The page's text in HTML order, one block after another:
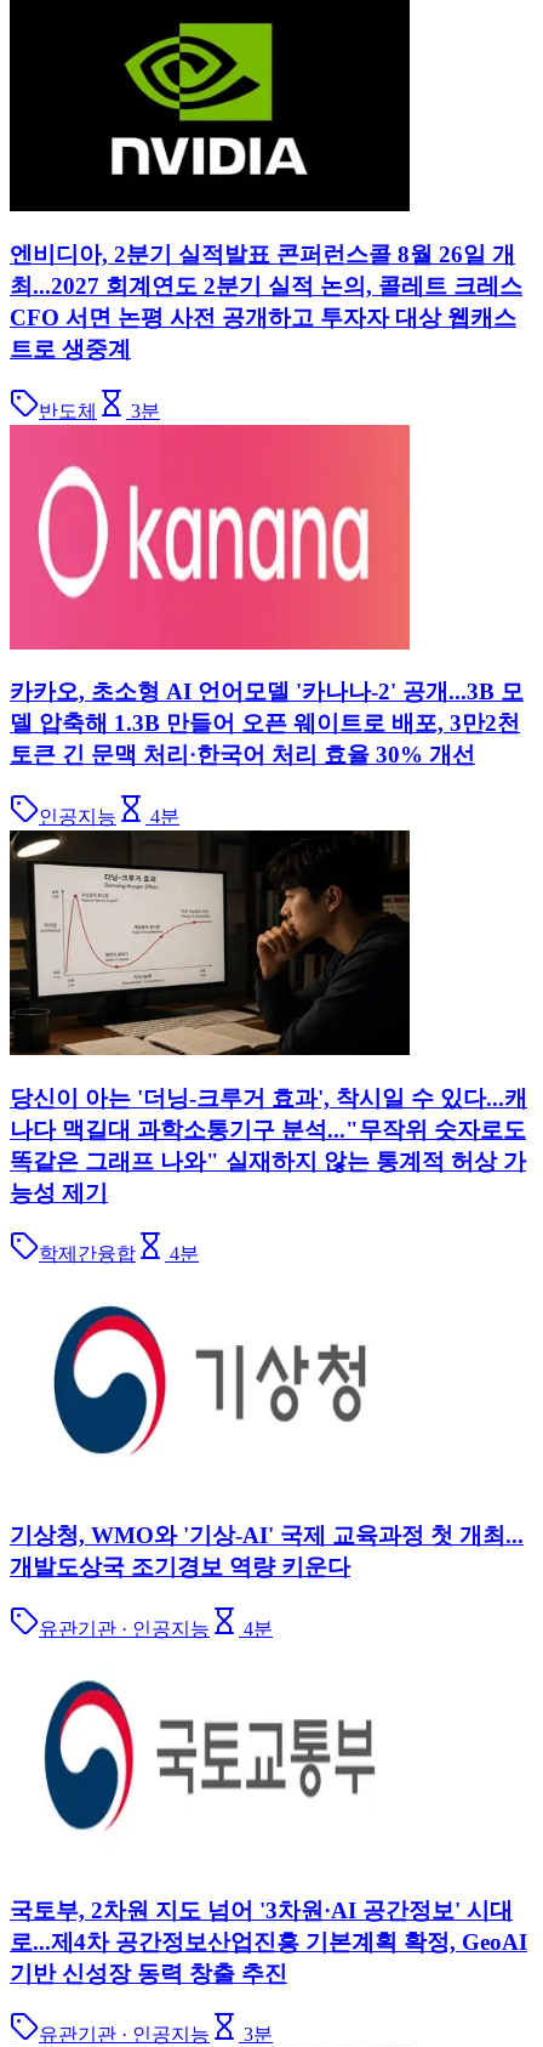
엔비디아, 2분기 실적발표 콘퍼런스콜 8월 26일 개
최...2027 회계연도 2분기 실적 논의, 콜레트 크레스
CFO 서면 논평 사전 공개하고 투자자 대상 웹캐스
트로 생중계
반도체 3분
카카오, 초소형 AI 언어모델 '카나나-2' 공개...3B 모
델 압축해 1.3B 만들어 오픈 웨이트로 배포, 3만2천
토큰 긴 문맥 처리·한국어 처리 효율 30% 개선
인공지능 4분
당신이 아는 '더닝-크루거 효과', 착시일 수 있다...캐
나다 맥길대 과학소통기구 분석..."무작위 숫자로도
똑같은 그래프 나와" 실재하지 않는 통계적 허상 가
능성 제기
학제간융합 4분
기상청, WMO와 '기상-AI' 국제 교육과정 첫 개최...
개발도상국 조기경보 역량 키운다
유관기관 · 인공지능 4분
국토부, 2차원 지도 넘어 '3차원·AI 공간정보' 시대
로...제4차 공간정보산업진흥 기본계획 확정, GeoAI
기반 신성장 동력 창출 추진
유관기관 · 인공지능 3분